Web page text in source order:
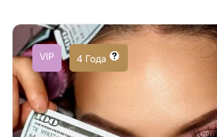
VIP 4 Года